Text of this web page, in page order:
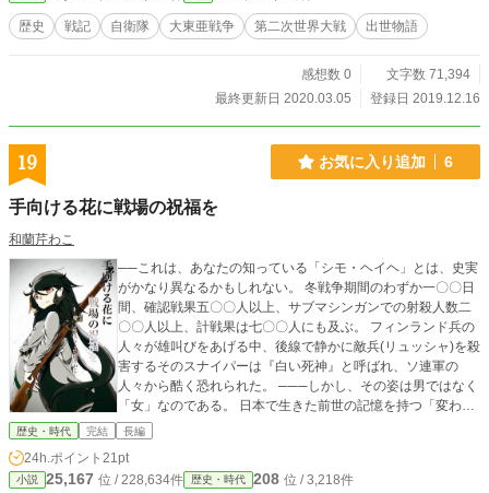
かし、この船の処女航海時に高天原女王である天照神の導きで何と大東亜戦争時
にタイムスリップしてしまうのだった。 その目的は本来の歴史を取戻してこの
歴史 戦記 自衛隊 大東亜戦争 第二次世界大戦 出世物語
感想数 0
文字数 71,394
最終更新日 2020.03.05
登録日 2019.12.16
19 お気に入り追加 6
手向ける花に戦場の祝福を
和蘭芹わこ
──これは、あなたの知っている「シモ・ヘイヘ」とは、史実
がかなり異なるかもしれない。 冬戦争期間のわずか一〇〇日
間、確認戦果五〇〇人以上、サブマシンガンでの射殺人数二
〇〇人以上、計戦果は七〇〇人にも及ぶ。 フィンランド兵の
人々が雄叫びをあげる中、後線で静かに敵兵(リュッシャ)を殺
害するそのスナイパーは『白い死神』と呼ばれ、ソ連軍の
人々から酷く恐れられた。 ───しかし、その姿は男ではなく
「女」なのである。 日本で生きた前世の記憶を持つ「変わっ
たシモヘイヘ」と、その前に現れた謎の生物「ガルアット」
戦」へと繋がる伏線は始まろうとしていた。 そんな中、フィ
ンランド国防軍で兵長に昇級したシモヘイヘが配属している
歴史・時代 完結 長編
24h.ポイント 21pt
小説 25,167 位 / 228,634件 歴史・時代 208 位 / 3,218件